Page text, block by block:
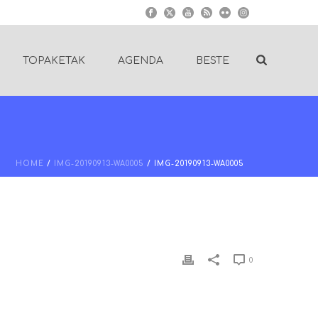
TOPAKETAK AGENDA BESTE
HOME / IMG-20190913-WA0005 / IMG-20190913-WA0005
0